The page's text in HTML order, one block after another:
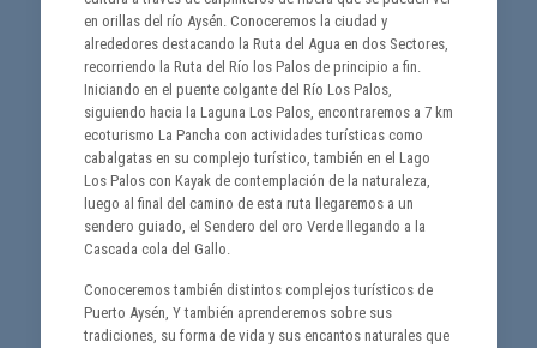
en orillas del río Aysén. Conoceremos la ciudad y
alrededores destacando la Ruta del Agua en dos Sectores,
recorriendo la Ruta del Río los Palos de principio a fin.
Iniciando en el puente colgante del Río Los Palos,
siguiendo hacia la Laguna Los Palos, encontraremos a 7 km
ecoturismo La Pancha con actividades turísticas como
cabalgatas en su complejo turístico, también en el Lago
Los Palos con Kayak de contemplación de la naturaleza,
luego al final del camino de esta ruta llegaremos a un
sendero guiado, el Sendero del oro Verde llegando a la
Cascada cola del Gallo.
Conoceremos también distintos complejos turísticos de
Puerto Aysén, Y también aprenderemos sobre sus
tradiciones, su forma de vida y sus encantos naturales que